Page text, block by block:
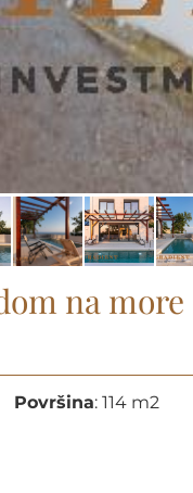
na
Površina:114 m2